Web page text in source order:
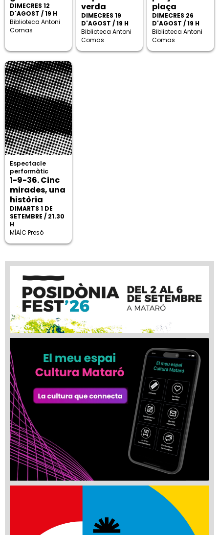
DIMECRES 12
D'AGOST / 19 H
Biblioteca Antoni
Comas
verda
DIMECRES 19
D'AGOST / 19 H
Biblioteca Antoni
Comas
plaça
DIMECRES 26
D'AGOST / 19 H
Biblioteca Antoni
Comas
Espectacle
performàtic
1-9-36. Cinc
mirades, una
història
DIMARTS 1 DE
SETEMBRE / 21.30
H
M|A|C Presó